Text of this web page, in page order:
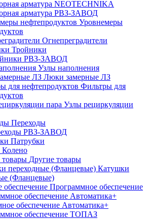
арматура NEOTECHNIKA
арматура РВЗ-ЗАВОД
Уровнемеры
Огнепреградители
Тройники
РВЗ-ЗАВОД
Узлы наполнения
Люки замерные ЛЗ
Фильтры для
Узлы рециркуляции
Переходы
РВЗ-ЗАВОД
Патрубки
Колено
Другие товары
Катушки
(Фланцевые)
Программное обеспечение
обеспечение Автоматика+